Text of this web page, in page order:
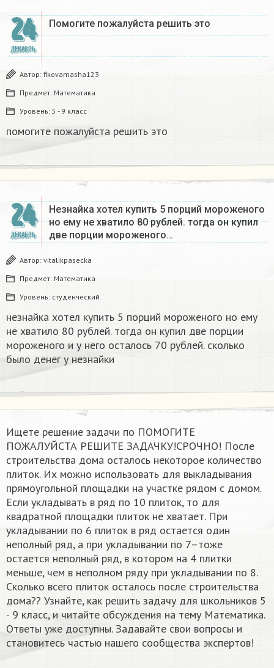
24
ДЕКАБРЬ
Помогите пожалуйста решить это
Автор: fikovamasha123
Предмет: Математика
Уровень: 5 - 9 класс
помогите пожалуйста решить это
24
ДЕКАБРЬ
Незнайка хотел купить 5 порций мороженого
но ему не хватило 80 рублей. тогда он купил
две порции мороженого…
Автор: vitalikpasecka
Предмет: Математика
Уровень: студенческий
незнайка хотел купить 5 порций мороженого но ему
не хватило 80 рублей. тогда он купил две порции
мороженого и у него осталось 70 рублей. сколько
было денег у незнайки
Ищете решение задачи по ПОМОГИТЕ
ПОЖАЛУЙСТА РЕШИТЕ ЗАДАЧКУ!СРОЧНО! После
строительства дома осталось некоторое количество
плиток. Их можно использовать для выкладывания
прямоугольной площадки на участке рядом с домом.
Если укладывать в ряд по 10 плиток, то для
квадратной площадки плиток не хватает. При
укладывании по 6 плиток в ряд остается один
неполный ряд, а при укладывании по 7–тоже
остается неполный ряд, в котором на 4 плитки
меньше, чем в неполном ряду при укладывании по 8.
Сколько всего плиток осталось после строительства
дома?? Узнайте, как решить задачу для школьников 5
- 9 класс, и читайте обсуждения на тему Математика.
Ответы уже доступны. Задавайте свои вопросы и
становитесь частью нашего сообщества экспертов!